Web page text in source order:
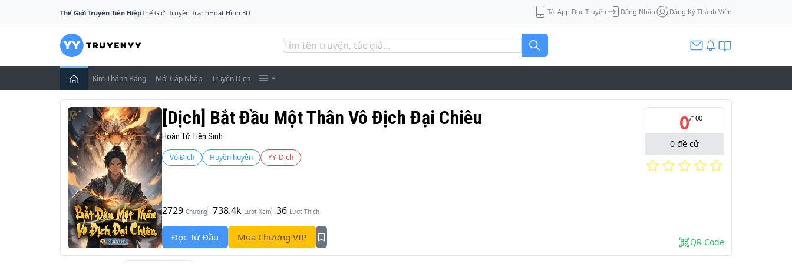
Thế Giới Truyện Tiên HiệpThế Giới Truyện TranhHoạt Hình 3D Tải App Đọc Truyện Đăng Nhập Đăng Ký Thành Viên
Kim Thánh Bảng Mới Cập Nhập Truyện Dịch
[Dịch] Bắt Đầu Một Thân Vô Địch Đại Chiêu
Hoàn Tử Tiên Sinh
Vô Địch Huyền huyễn YY-Dịch
2729 Chương 738.4k Lượt Xem 36 Lượt Thích
Đọc Từ Đầu Mua Chương VIP
0/100
0 đề cử
QR Code